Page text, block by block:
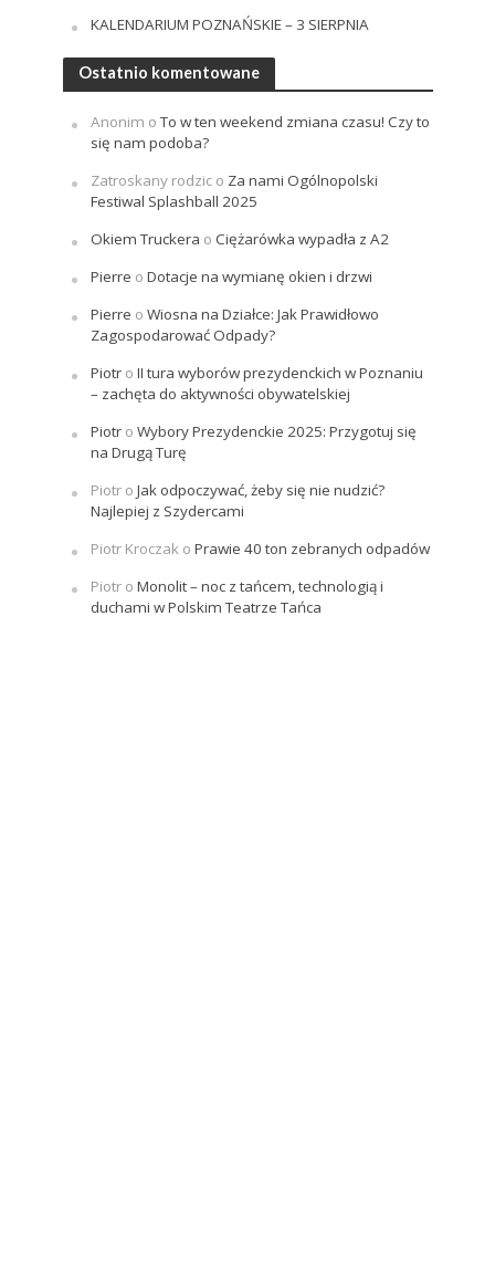
KALENDARIUM POZNAŃSKIE – 3 SIERPNIA
Ostatnio komentowane
Anonim oTo w ten weekend zmiana czasu! Czy to
się nam podoba?
Zatroskany rodzico Za nami Ogólnopolski
Festiwal Splashball 2025
Okiem Truckera o Ciężarówka wypadła z A2
Pierre o Dotacje na wymianę okien i drzwi
Pierre o Wiosna na Działce: Jak Prawidłowo
Zagospodarować Odpady?
Piotro II tura wyborów prezydenckich w Poznaniu
– zachęta do aktywności obywatelskiej
Piotro Wybory Prezydenckie 2025: Przygotuj się
na Drugą Turę
Piotro Jak odpoczywać, żeby się nie nudzić?
Najlepiej z Szydercami
Piotr Kroczako Prawie 40 ton zebranych odpadów
Piotro Monolit – noc z tańcem, technologią i
duchami w Polskim Teatrze Tańca